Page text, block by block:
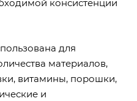
консистенции
для
материалов,
витамины, порошки,
и